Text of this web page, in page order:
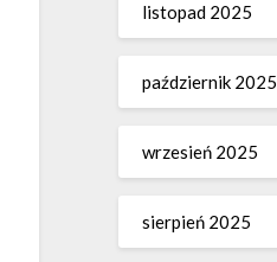
listopad 2025
październik 2025
wrzesień 2025
sierpień 2025